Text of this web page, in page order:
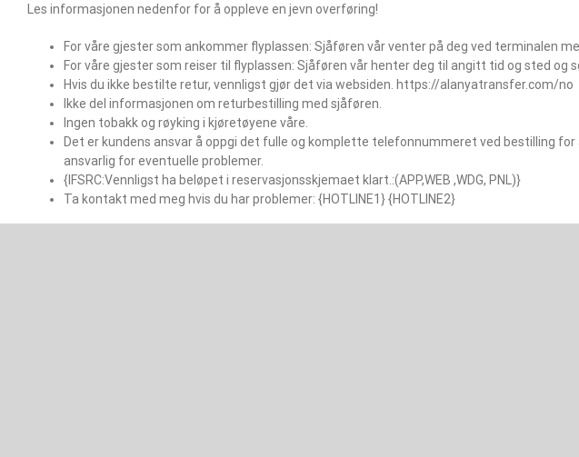
Les informasjonen nedenfor for å oppleve en jevn overføring!
For våre gjester som ankommer flyplassen: Sjåføren vår venter på deg ved terminalen
For våre gjester som reiser til flyplassen: Sjåføren vår henter deg til angitt tid og sted og
Hvis du ikke bestilte retur, vennligst gjør det via websiden. https://alanyatransfer.com/no
Ikke del informasjonen om returbestilling med sjåføren.
Ingen tobakk og røyking i kjøretøyene våre.
Det er kundens ansvar å oppgi det fulle og komplette telefonnummeret ved bestilling
ansvarlig for eventuelle problemer.
{IFSRC:Vennligst ha beløpet i reservasjonsskjemaet klart.:(APP,WEB ,WDG, PNL)}
Ta kontakt med meg hvis du har problemer: {HOTLINE1} {HOTLINE2}